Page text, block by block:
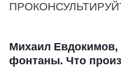
Михаил Евдокимов,
фонтаны. Что